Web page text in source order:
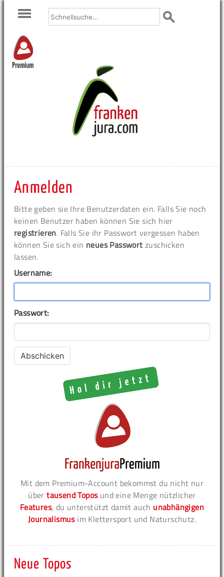
Premium
Anmelden
Bitte geben sie Ihre Benutzerdaten ein. Falls Sie noch
keinen Benutzer haben können Sie sich hier
registrieren. Falls Sie ihr Passwort vergessen haben
können Sie sich ein neues Passwort zuschicken
lassen.
Username:
Passwort:
Mit dem Premium-Account bekommst du nicht nur
übertausend Toposund eine Menge nützlicher
Features, du unterstützt damit auch unabhängigen
Journalismusim Klettersport und Naturschutz.
Neue Topos